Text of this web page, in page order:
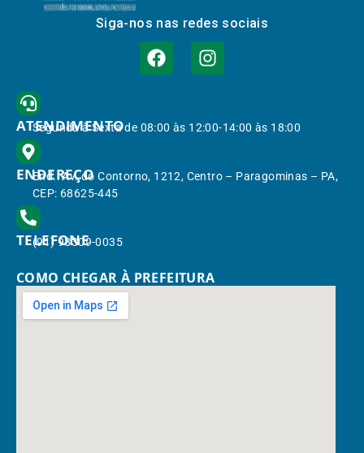
Siga-nos nas redes sociais
ATENDIMENTO
Segunda à Sexta de 08:00 às 12:00-14:00 às 18:00
ENDEREÇO
End.: Av. do Contorno, 1212, Centro – Paragominas – PA,
CEP: 68625-445
TELEFONE
(91) 98309-0035
COMO CHEGAR À PREFEITURA